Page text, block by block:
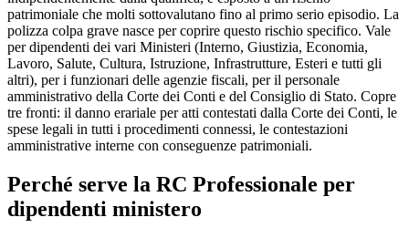
patrimoniale che molti sottovalutano fino al primo serio episodio. La
polizza colpa grave nasce per coprire questo rischio specifico. Vale
per dipendenti dei vari Ministeri (Interno, Giustizia, Economia,
Lavoro, Salute, Cultura, Istruzione, Infrastrutture, Esteri e tutti gli
altri), per i funzionari delle agenzie fiscali, per il personale
amministrativo della Corte dei Conti e del Consiglio di Stato. Copre
tre fronti: il danno erariale per atti contestati dalla Corte dei Conti, le
spese legali in tutti i procedimenti connessi, le contestazioni
amministrative interne con conseguenze patrimoniali.
Perché serve la RC Professionale per
dipendenti ministero